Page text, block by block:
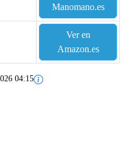
Manomano.es
Ver en
Amazon.es
04:15